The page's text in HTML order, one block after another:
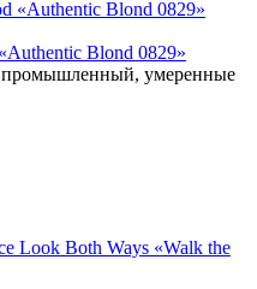
Blond 0829»
промышленный, умеренные